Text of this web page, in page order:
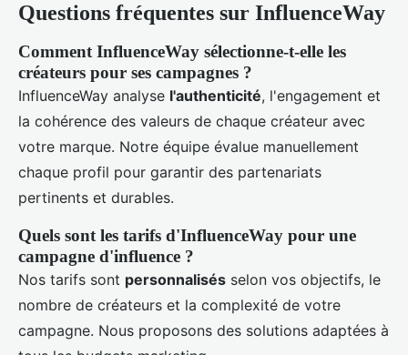
Questions fréquentes sur InfluenceWay
Comment InfluenceWay sélectionne-t-elle les
créateurs pour ses campagnes ?
InfluenceWay analyse l'authenticité, l'engagement et
la cohérence des valeurs de chaque créateur avec
votre marque. Notre équipe évalue manuellement
chaque profil pour garantir des partenariats
pertinents et durables.
Quels sont les tarifs d'InfluenceWay pour une
campagne d'influence ?
Nos tarifs sont personnalisés selon vos objectifs, le
nombre de créateurs et la complexité de votre
campagne. Nous proposons des solutions adaptées à